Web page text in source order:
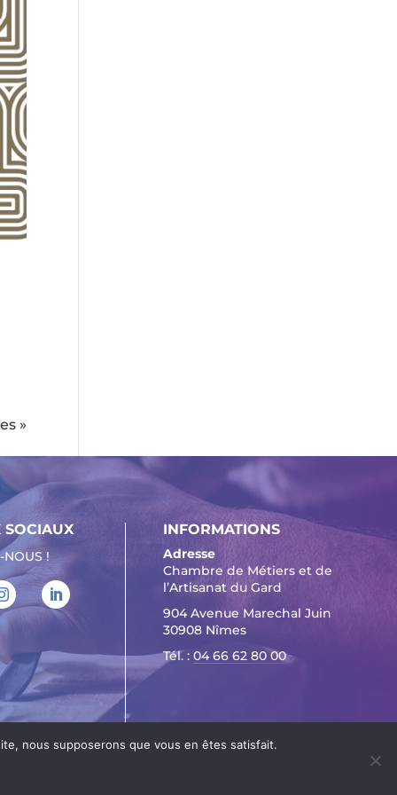
»
SOCIAUX
NOUS !
INFORMATIONS
Adresse
Chambre de Métiers et de
l’Artisanat du Gard
904 Avenue Marechal Juin
30908 Nîmes
Tél. :04 66 62 80 00
nous supposerons que vous en êtes satisfait.